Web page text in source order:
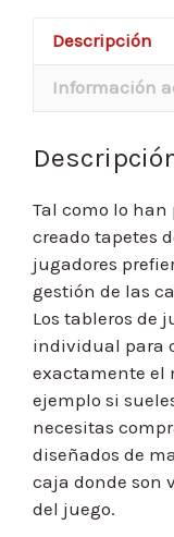
Descripción
Información
Tal como lo han
creado tapetes
jugadores
gestión de las
Los tableros de
individual para
exactamente el
ejemplo si
necesitas
diseñados de
caja donde son
del juego.